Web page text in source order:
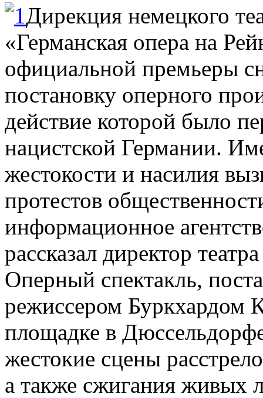
Дирекция немецкого
«Германская опера на
официальной премьеры
постановку оперного
действие которой было
нацистской Германии.
жестокости и насилия
протестов
информационное
рассказал директор
Оперный спектакль,
режиссером Буркхардом
площадке в
жестокие сцены
а также сжигания живых